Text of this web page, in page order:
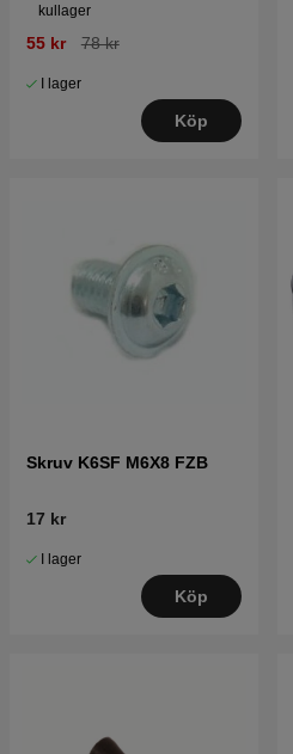
kullager
55 kr 78 kr
I lager
Köp
Skruv K6SF M6X8 FZB
17 kr
I lager
Köp